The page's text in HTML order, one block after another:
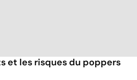
et les risques du poppers